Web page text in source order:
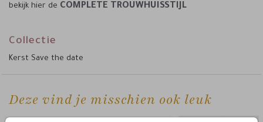
bekijk hier de COMPLETE TROUWHUISSTIJL
Collectie
Kerst Save the date
Deze vind je misschien ook leuk